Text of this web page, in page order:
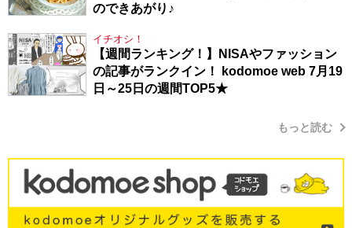
のできあがり♪
イチオシ！
【週間ランキング！】NISAやファッション
の記事がランクイン！ kodomoe web 7月19
日～25日の週間TOP5★
もっと読む